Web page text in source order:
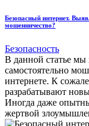
Безопасный интернет.
мошенничество?
Безопасность
В данной статье мы
самостоятельно
интернете. К
разрабатывают
Иногда даже
жертвой